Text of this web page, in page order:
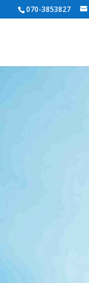
070-3853827